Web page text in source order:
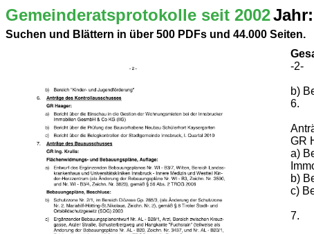
Gemeinderatsprotokolle seit 2002Jahr:
Suchen und Blättern in über 500 PDFs und 44.000 Seiten.
-2-
b)
6.
GR
a)
b)
c)
7.